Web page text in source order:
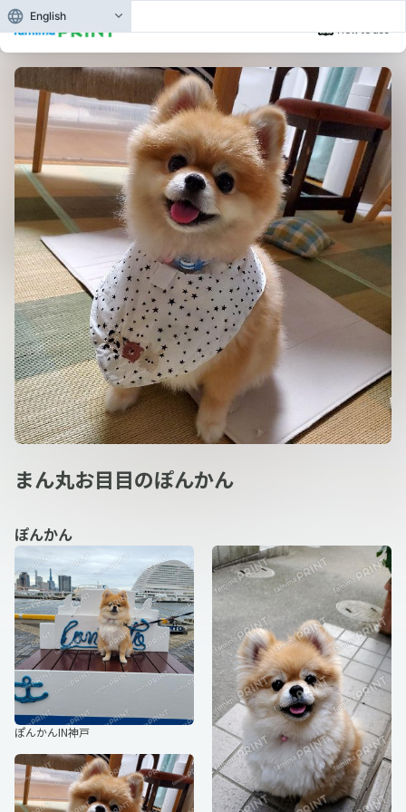
How to use
まん丸お目目のぽんかん
ぽんかん
ぽんかんIN神戸
English